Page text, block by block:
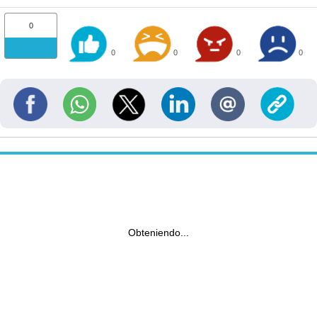
0
0 0 0 0
Obteniendo...